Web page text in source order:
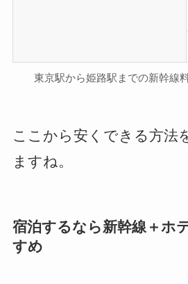
東京駅から姫路駅までの新幹線
ここから安くできる方法
ますね。
宿泊するなら新幹線＋ホ
すめ